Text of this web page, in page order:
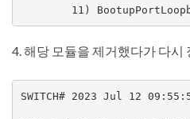
11)
4. 해당 모듈을 제거했다가 다시
SWITCH# 2023 Jul 12